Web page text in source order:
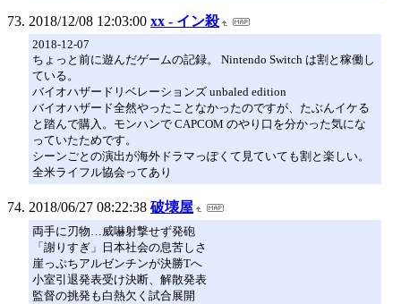
2018/12/08 12:03:00 xx - イン殺
2018-12-07
ちょっと前に遊んだゲームの記録。 Nintendo Switch は割と稼働し
ている。
バイオハザードリベレーションズ unbaled edition
バイオハザード全然やったことなかったのですが、たぶんイケる
と踏んで購入。モンハンで CAPCOM のやり口を分かった気にな
っていたためです。
シーンごとの演出が海外ドラマっぽくて見ていても割と楽しい。
全米ライフル協会ってあり
2018/06/27 08:22:38 破壊屋
両手に刃物…威嚇射撃せず発砲
「謝りすぎ」日本社会の息苦しさ
崖っぷちアルゼンチンが決勝Tへ
小室引退発表受け決断、解散発表
監督の挑発も白熱欠く試合展開